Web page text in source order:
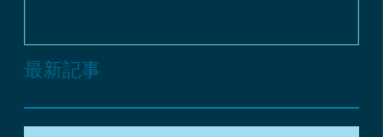
最新記事